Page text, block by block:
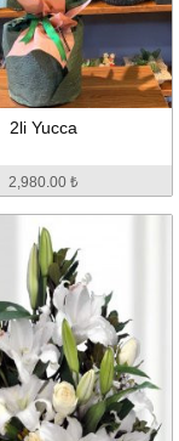
2li Yucca
2,980.00 ₺